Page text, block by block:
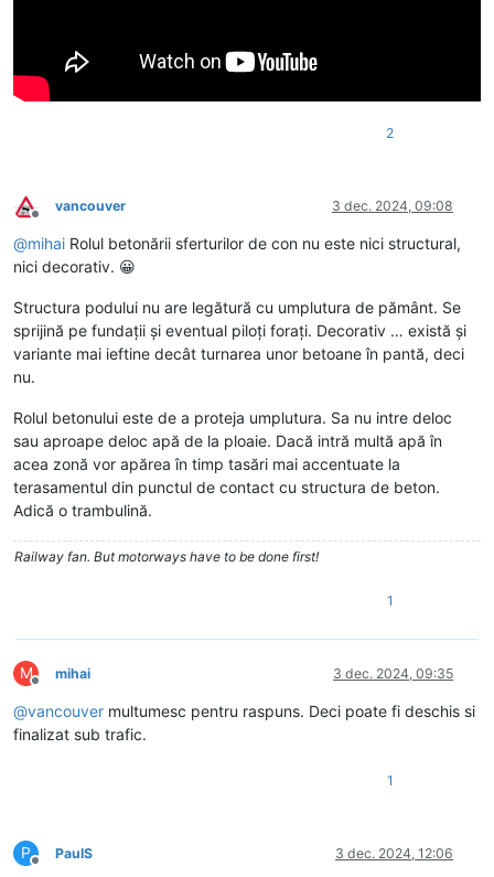
2
Deconectat
vancouver 3 dec. 2024, 09:08
@mihai Rolul betonării sferturilor de con nu este nici structural,
nici decorativ. 😀
Structura podului nu are legătură cu umplutura de pământ. Se
sprijină pe fundații și eventual piloți forați. Decorativ … există și
variante mai ieftine decât turnarea unor betoane în pantă, deci
nu.
Rolul betonului este de a proteja umplutura. Sa nu intre deloc
sau aproape deloc apă de la ploaie. Dacă intră multă apă în
acea zonă vor apărea în timp tasări mai accentuate la
terasamentul din punctul de contact cu structura de beton.
Adică o trambulină.
Railway fan. But motorways have to be done first!
1
M
Deconectat
mihai 3 dec. 2024, 09:35
@vancouver multumesc pentru raspuns. Deci poate fi deschis si
finalizat sub trafic.
1
P
Deconectat
PaulS 3 dec. 2024, 12:06